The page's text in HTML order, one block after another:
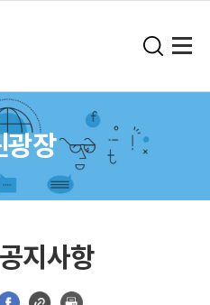
광장
지사항